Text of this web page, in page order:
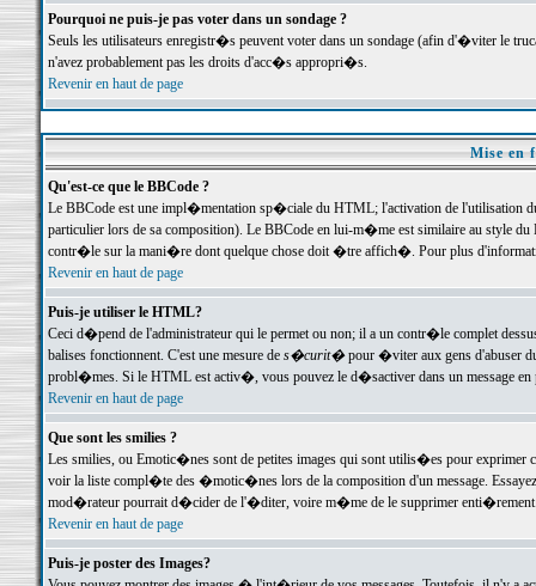
Pourquoi ne puis-je pas voter dans un sondage ?
Seuls les utilisateurs enregistr�s peuvent voter dans un sondage (afin d'�viter le
n'avez probablement pas les droits d'acc�s appropri�s.
Revenir en haut de page
Mise en
Qu'est-ce que le BBCode ?
Le BBCode est une impl�mentation sp�ciale du HTML; l'activation de l'utilisation
particulier lors de sa composition). Le BBCode en lui-m�me est similaire au style
contr�le sur la mani�re dont quelque chose doit �tre affich�. Pour plus
Revenir en haut de page
Puis-je utiliser le HTML?
Ceci d�pend de l'administrateur qui le permet ou non; il a un contr�le complet
balises fonctionnent. C'est une mesure de s�curit�pour �viter aux gens d'abuser
probl�mes. Si le HTML est activ�, vous pouvez le d�sactiver dans un message en
Revenir en haut de page
Que sont les smilies ?
Les smilies, ou Emotic�nes sont de petites images qui sont utilis�es pour exprimer
voir la liste compl�te des �motic�nes lors de la composition d'un message.
mod�rateur pourrait d�cider de l'�diter, voire m�me de le supprimer
Revenir en haut de page
Puis-je poster des Images?